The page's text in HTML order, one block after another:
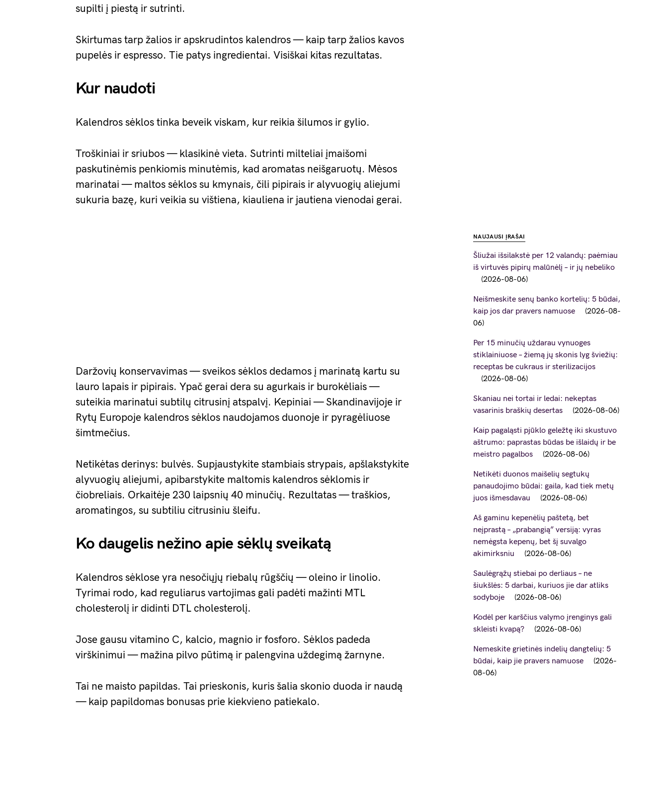
supilti į piestą ir sutrinti.
Skirtumas tarp žalios ir apskrudintos kalendros — kaip tarp žalios kavos
pupelės ir espresso. Tie patys ingredientai. Visiškai kitas rezultatas.
Kur naudoti
Kalendros sėklos tinka beveik viskam, kur reikia šilumos ir gylio.
Troškiniai ir sriubos — klasikinė vieta. Sutrinti milteliai įmaišomi
paskutinėmis penkiomis minutėmis, kad aromatas neišgaruotų. Mėsos
marinatai — maltos sėklos su kmynais, čili pipirais ir alyvuogių aliejumi
sukuria bazę, kuri veikia su vištiena, kiauliena ir jautiena vienodai gerai.
Daržovių konservavimas — sveikos sėklos dedamos į marinatą kartu su
lauro lapais ir pipirais. Ypač gerai dera su agurkais ir burokėliais —
suteikia marinatui subtilų citrusinį atspalvį. Kepiniai — Skandinavijoje ir
Rytų Europoje kalendros sėklos naudojamos duonoje ir pyragėliuose
šimtmečius.
Netikėtas derinys: bulvės. Supjaustykite stambiais strypais, apšlakstykite
alyvuogių aliejumi, apibarstykite maltomis kalendros sėklomis ir
čiobreliais. Orkaitėje 230 laipsnių 40 minučių. Rezultatas — traškios,
aromatingos, su subtiliu citrusiniu šleifu.
Ko daugelis nežino apie sėklų sveikatą
Kalendros sėklose yra nesočiųjų riebalų rūgščių — oleino ir linolio.
Tyrimai rodo, kad reguliarus vartojimas gali padėti mažinti MTL
cholesterolį ir didinti DTL cholesterolį.
Jose gausu vitamino C, kalcio, magnio ir fosforo. Sėklos padeda
virškinimui — mažina pilvo pūtimą ir palengvina uždegimą žarnyne.
Tai ne maisto papildas. Tai prieskonis, kuris šalia skonio duoda ir naudą
— kaip papildomas bonusas prie kiekvieno patiekalo.
NAUJAUSI ĮRAŠAI
Šliužai išsilakstė per 12 valandų: paėmiau
iš virtuvės pipirų malūnėlį – ir jų nebeliko
2026-08-06
Neišmeskite senų banko kortelių: 5 būdai,
kaip jos dar pravers namuose
2026-08-
06
Per 15 minučių uždarau vynuoges
stiklainiuose – žiemą jų skonis lyg šviežių:
receptas be cukraus ir sterilizacijos
2026-08-06
Skaniau nei tortai ir ledai: nekeptas
vasarinis braškių desertas
2026-08-06
Kaip pagaląsti pjūklo geležtę iki skustuvo
aštrumo: paprastas būdas be išlaidų ir be
meistro pagalbos
2026-08-06
Netikėti duonos maišelių segtukų
panaudojimo būdai: gaila, kad tiek metų
juos išmesdavau
2026-08-06
Aš gaminu kepenėlių paštetą, bet
neįprastą – „prabangią” versiją: vyras
nemėgsta kepenų, bet šį suvalgo
akimirksniu
2026-08-06
Saulėgrąžų stiebai po derliaus – ne
šiukšlės: 5 darbai, kuriuos jie dar atliks
sodyboje
2026-08-06
Kodėl per karščius valymo įrenginys gali
skleisti kvapą?
2026-08-06
Nemeskite grietinės indelių dangtelių: 5
būdai, kaip jie pravers namuose
2026-
08-06